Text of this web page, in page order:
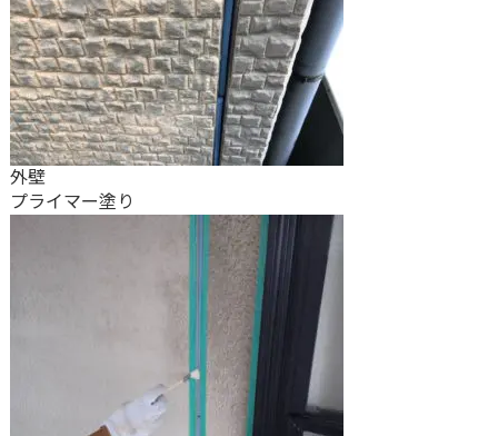
外壁
プライマー塗り